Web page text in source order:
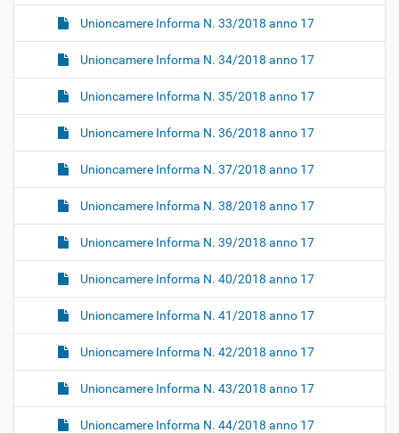
Unioncamere Informa N. 33/2018 anno 17
Unioncamere Informa N. 34/2018 anno 17
Unioncamere Informa N. 35/2018 anno 17
Unioncamere Informa N. 36/2018 anno 17
Unioncamere Informa N. 37/2018 anno 17
Unioncamere Informa N. 38/2018 anno 17
Unioncamere Informa N. 39/2018 anno 17
Unioncamere Informa N. 40/2018 anno 17
Unioncamere Informa N. 41/2018 anno 17
Unioncamere Informa N. 42/2018 anno 17
Unioncamere Informa N. 43/2018 anno 17
Unioncamere Informa N. 44/2018 anno 17